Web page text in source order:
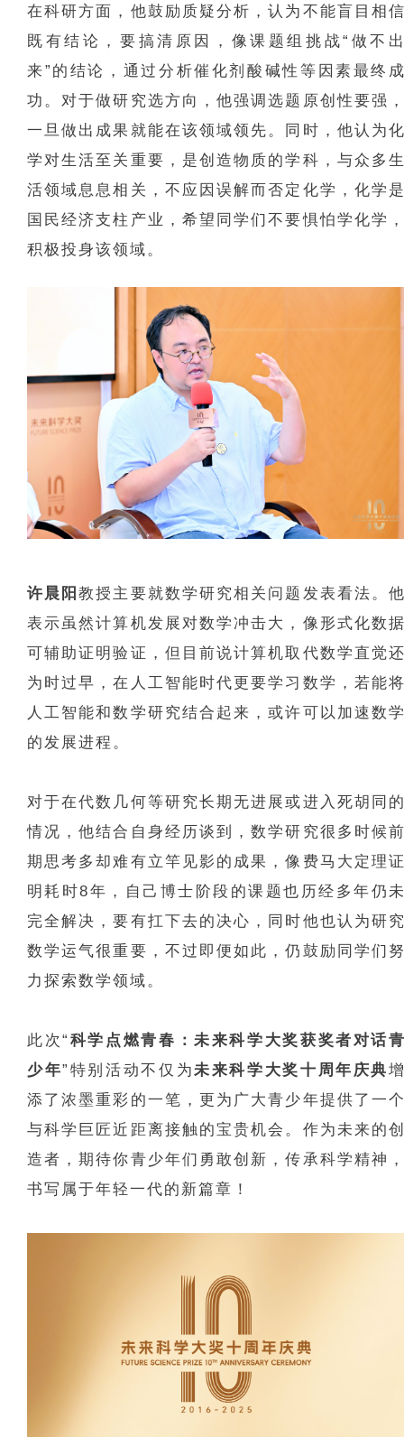
在科研方面，他鼓励质疑分析，认为不能盲目相
既有结论，要搞清原因，像课题组挑战“做不
来”的结论，通过分析催化剂酸碱性等因素最终
功。对于做研究选方向，他强调选题原创性要强
一旦做出成果就能在该领域领先。同时，他认为
学对生活至关重要，是创造物质的学科，与众多
活领域息息相关，不应因误解而否定化学，化学
国民经济支柱产业，希望同学们不要惧怕学化学
积极投身该领域。
许晨阳教授主要就数学研究相关问题发表看法。
表示虽然计算机发展对数学冲击大，像形式化数
可辅助证明验证，但目前说计算机取代数学 直觉
为时过早，在人工智能时代更要学习数学，若能
人工智能和数学研究结合起来，或许可以加速数
的发展进程。
对于在代数几何等研究长期无进展或进入死胡同
情况，他结合自身经历谈到，数学研究很多时候
期思考多却难有立竿见影的成果，像费马大定理
明耗时8年，自己博士阶段的课题也历经多年仍
完全解决，要有扛下去的决心，同时他也认为研
数学运气很重要，不过即便如此，仍鼓励同学们
力探索数学领域。
此次“ 科学点燃青春：未来科学大奖获奖者对话
少年”特别活动不仅为未来科学大奖十周年庆典
添了浓墨重彩的一笔，更为广大青少年提供了一
与科学巨匠近距离接触的宝贵机会。作为未来的
造者，期待你青少年们勇敢创新，传承科学精神
书写属于年轻一代的新篇章！